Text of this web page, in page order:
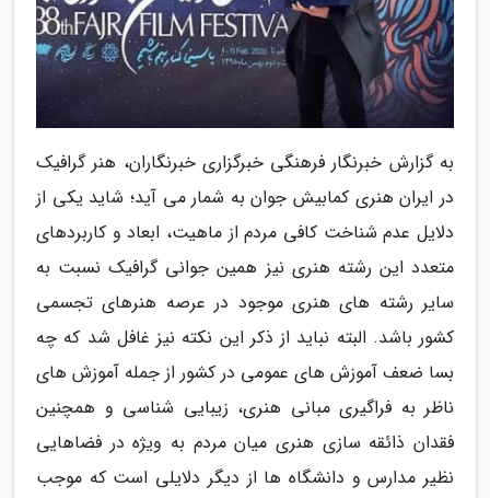
به گزارش خبرنگار فرهنگی خبرگزاری خبرنگاران، هنر گرافیک
در ایران هنری کمابیش جوان به شمار می آید؛ شاید یکی از
دلایل عدم شناخت کافی مردم از ماهیت، ابعاد و کاربردهای
متعدد این رشته هنری نیز همین جوانی گرافیک نسبت به
سایر رشته های هنری موجود در عرصه هنرهای تجسمی
کشور باشد. البته نباید از ذکر این نکته نیز غافل شد که چه
بسا ضعف آموزش های عمومی در کشور از جمله آموزش های
ناظر به فراگیری مبانی هنری، زیبایی شناسی و همچنین
فقدان ذائقه سازی هنری میان مردم به ویژه در فضاهایی
نظیر مدارس و دانشگاه ها از دیگر دلایلی است که موجب